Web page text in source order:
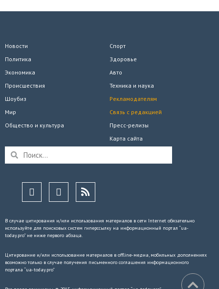
Новости
Политика
Экономика
Происшествия
Спорт
Здоровье
Авто
Техника и наука
Шоубиз
Мир
Общество и культура
Рекламодателям
Связь с редакцией
Пресс-релизы
Карта сайта
В случае цитирования и/или использования материалов в сети Internet обязательно
используйте для поисковых систем гиперссылку на информационный портал “ua-
today.pro” не ниже первого абзаца.
Цитирование и/или использование материалов в offline-медиа, мобильных дополнениях
возможно только в случае получения письменного соглашения информационного
портала “ua-today.pro”